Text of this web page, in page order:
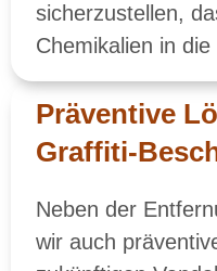
sicherzustellen,
Chemikalien in
Präventive
Graffiti-
Neben der
wir auch